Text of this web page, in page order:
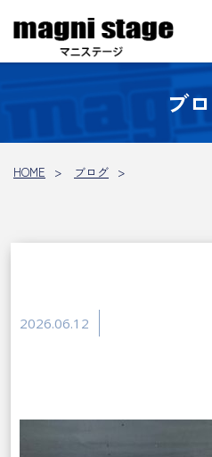
ブ
HOME ブログ
2026.06.12